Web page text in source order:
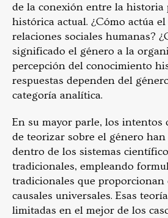
de la conexión entre la historia
histórica actual. ¿Cómo actúa
relaciones sociales humanas?
significado el género a la
percepción del conocimiento
respuestas dependen del
categoría analítica.
En su mayor parle, los intentos
de teorizar sobre el género
dentro de los sistemas
tradicionales, empleando
tradicionales que proporcionan
causales universales. Esas
limitadas en el mejor de los